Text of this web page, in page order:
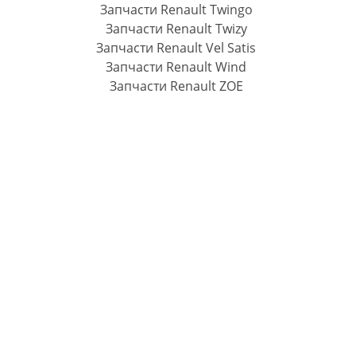
Запчасти Renault Twingo
Запчасти Renault Twizy
Запчасти Renault Vel Satis
Запчасти Renault Wind
Запчасти Renault ZOE